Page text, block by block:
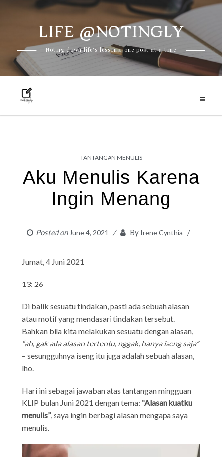
content
LIFE @NOTINGLY
Noting down life's lessons, one post at a time
TANTANGAN MENULIS
Aku Menulis Karena
Ingin Menang
Posted on June 4, 2021 By Irene Cynthia
Jumat, 4 Juni 2021
13: 26
Di balik sesuatu tindakan, pasti ada sebuah alasan
atau motif yang mendasari tindakan tersebut.
Bahkan bila kita melakukan sesuatu dengan alasan,
“ah, gak ada alasan tertentu, nggak, hanya iseng saja”
– sesungguhnya iseng itu juga adalah sebuah alasan,
lho.
Hari ini sebagai jawaban atas tantangan mingguan
KLIP bulan Juni 2021 dengan tema: “Alasan kuatku
menulis” , saya ingin berbagi alasan mengapa saya
menulis.